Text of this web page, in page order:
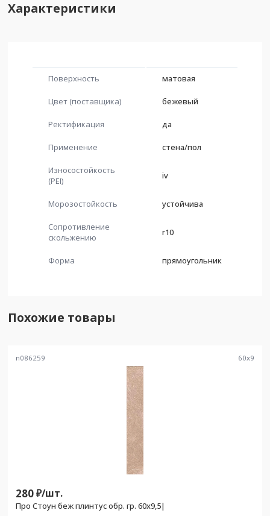
Характеристики
Поверхность матовая
Цвет (поставщика) бежевый
Ректификация да
Применение стена/пол
Износостойкость
(PEI)
iv
Морозостойкость устойчива
Сопротивление
скольжению
r10
Форма прямоугольник
Похожие товары
n086259 60x9
280₽/шт.
Про Стоун беж плинтус обр. гр. 60x9,5|